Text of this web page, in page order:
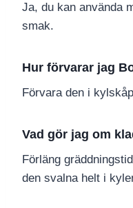
Ja, du kan använda
smak.
Hur förvarar jag
Förvara den i
Vad gör jag om
Förläng
den svalna helt i